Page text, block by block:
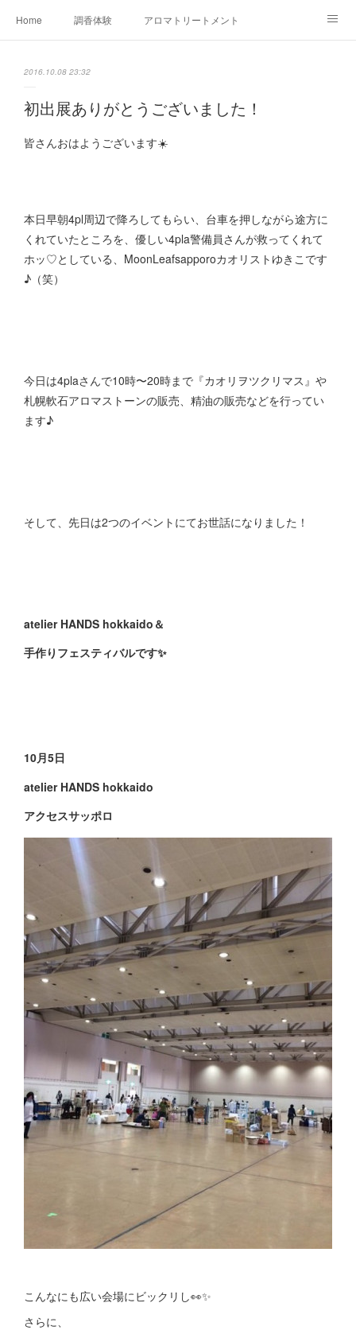
Home 調香体験 アロマトリートメントMenu
Ameblo
2016.10.08 23:32
初出展ありがとうございました！
皆さんおはようございます☀️
本日早朝4pl周辺で降ろしてもらい、台車を押しながら途方に
くれていたところを、優しい4pla警備員さんが救ってくれて
ホッ♡としている、MoonLeafsapporoカオリストゆきこです
♪（笑）
今日は4plaさんで10時〜20時まで『カオリヲツクリマス』や
札幌軟石アロマストーンの販売、精油の販売などを行ってい
ます♪
そして、先日は2つのイベントにてお世話になりました！
atelier HANDS hokkaido＆
手作りフェスティバルです✨
10月5日
atelier HANDS hokkaido
アクセスサッポロ
こんなにも広い会場にビックリし👀✨
さらに、